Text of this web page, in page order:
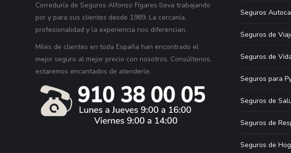
Correduría de Seguros Alfonso Fígares lleva trabajando
por y para sus clientes desde 1989. La cercanía,
profesionalidad y la experiencia nos diferencian.
Miles de clientes en toda España han encontrado el
mejor seguro al mejor precio con nosotros. Consúltenos,
estaremos encantados de atenderle.
Seguros
Seguros de
Seguros de
Seguros para
Seguros de
Seguros de
Seguros de